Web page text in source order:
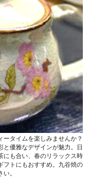
タイムを楽しみませんか？
と優雅なデザインが魅力。日
にも合い、春のリラックス時
フトにもおすすめ。九谷焼の
。